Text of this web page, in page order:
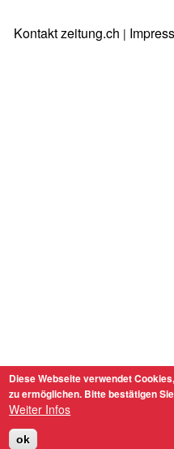
Kontakt zeitung.ch |
Diese Webseite verwendet
zu ermöglichen. Bitte bestätigen
Weiter Infos
ok